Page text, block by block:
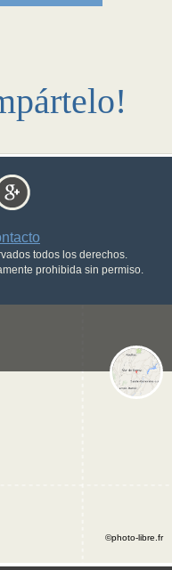
todos los derechos.
prohibida sin permiso.
©photo-libre.fr